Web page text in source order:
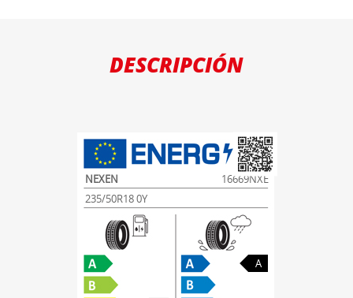
DESCRIPCIÓN
NEXEN
16669NXE
235/50R18 0Y
A